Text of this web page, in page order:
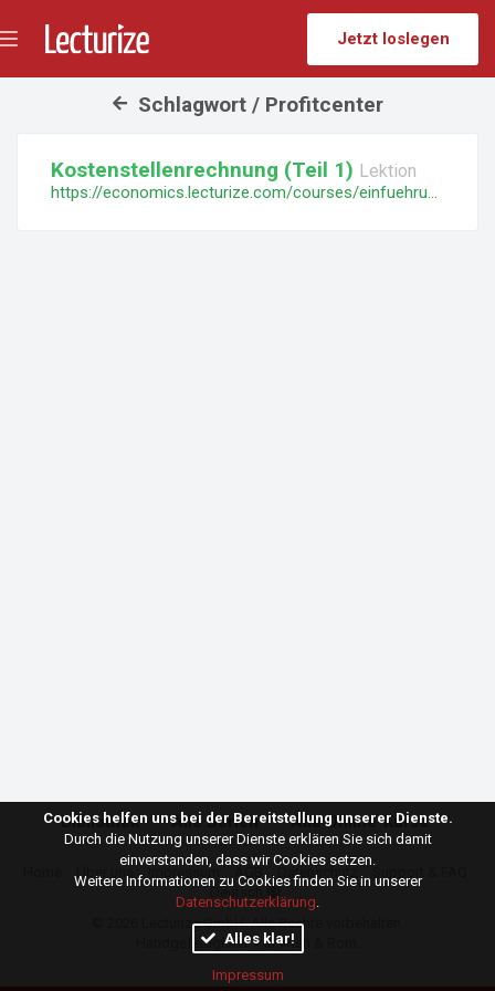
Jetzt loslegen
Schlagwort / Profitcenter
Kostenstellenrechnung (Teil 1) Lektion
https://economics.lecturize.com/courses/einfuehrung-in-amc-2-intern/lessons/kostenstellenrechnung-teil-1
Bibliothek Alle Serien Alle Online-Kurse
Impressum Datenschutz
Deutsch
Lecturize GmbH. Alle Rechte vorbehalten.
Handgefertigt mit ♥ in Wien & Rom.
Cookies helfen uns bei der Bereitstellung unserer Dienste.
Durch die Nutzung unserer Dienste erklären Sie sich damit
einverstanden, dass wir Cookies setzen.
Weitere Informationen zu Cookies finden Sie in unserer
Datenschutzerklärung.
Alles klar!
Impressum